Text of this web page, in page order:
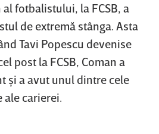
fotbalistului, la FCSB, a
de extremă stânga. Asta
Tavi Popescu devenise
post la FCSB, Coman a
şi a avut unul dintre cele
ale carierei.